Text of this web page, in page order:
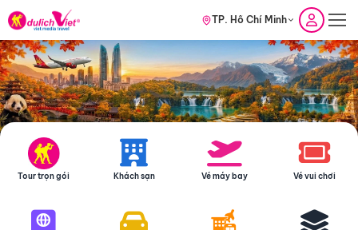
TP. Hồ Chí Minh
Tour trọn gói Khách sạn Vé máy bay Vé vui chơi